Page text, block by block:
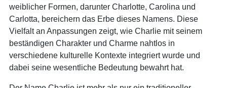
weiblicher Formen, darunter Charlotte, Carolina und
Carlotta, bereichern das Erbe dieses Namens. Diese
Vielfalt an Anpassungen zeigt, wie Charlie mit seinem
beständigen Charakter und Charme nahtlos in
verschiedene kulturelle Kontexte integriert wurde und
dabei seine wesentliche Bedeutung bewahrt hat.